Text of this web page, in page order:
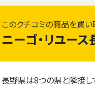
このクチコミの商品を買
ニーゴ・リユー
長野県は8つの県と隣接し